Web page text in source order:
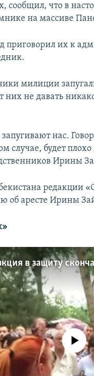
сообщил, что в
на массиве
приговорил их к
милиции
них не давать
нас.
случае, будет
Ирины
редакции
об аресте Ирины
No media source